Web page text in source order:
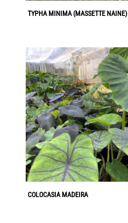
Aperçu rapide
TYPHA MINIMA (MASSETTE NAINE)
Aperçu rapide
COLOCASIA MADEIRA